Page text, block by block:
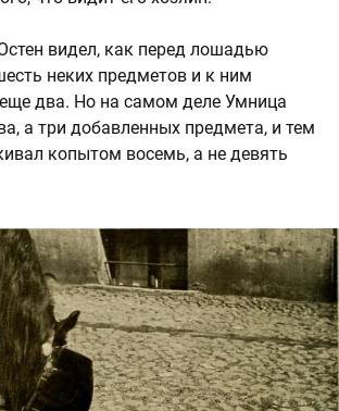
видел, как перед лошадью
неких предметов и к ним
два. Но на самом деле Умница
а три добавленных предмета, и тем
копытом восемь, а не девять